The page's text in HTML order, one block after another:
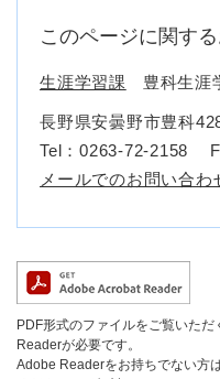
このページに関す
生涯学習課 豊科生涯
長野県安曇野市豊科
Tel：0263‐72‐2158
メールでのお問い合わ
PDF形式のファイルをご覧いた
Readerが必要です。
Adobe Readerをお持ちでない方